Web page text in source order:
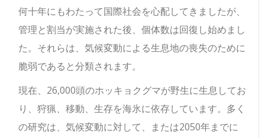
何十年にもわたって国際社会を心配してきましたが、
管理と割当が実施された後、個体数は回復し始めまし
た。それらは、気候変動による生息地の喪失のために
脆弱であると分類されます。
現在、26,000頭のホッキョクグマが野生に生息してお
り、狩猟、移動、生存を海氷に依存しています。多く
の研究は、気候変動に対して、または2050年までに